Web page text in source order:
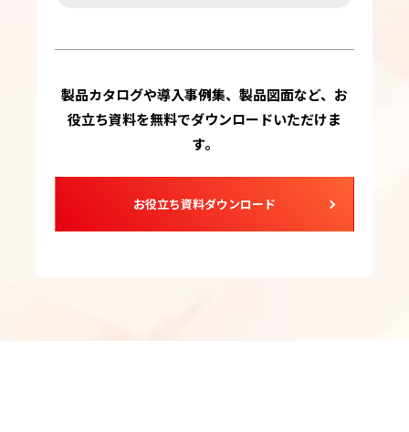
製品カタログや導入事例集、製品図面など、お
役立ち資料を無料でダウンロードいただけま
す。
お役立ち資料ダウンロード